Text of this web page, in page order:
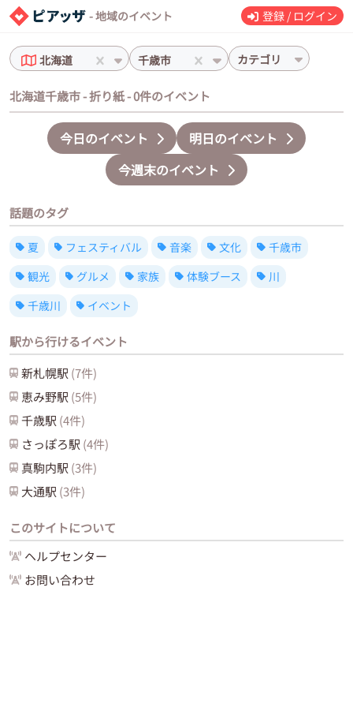
- 地域のイベント 登録 / ログイン
北海道 千歳市 カテゴリ
北海道千歳市 - 折り紙 - 0件のイベント
今日のイベント
明日のイベント
今週末のイベント
話題のタグ
夏 フェスティバル 音楽 文化
千歳市
観光
グルメ 家族 体験ブース
川
千歳川
イベント
駅から行けるイベント
新札幌駅 (7件)
恵み野駅 (5件)
千歳駅 (4件)
さっぽろ駅 (4件)
真駒内駅 (3件)
大通駅 (3件)
このサイトについて
ヘルプセンター
お問い合わせ